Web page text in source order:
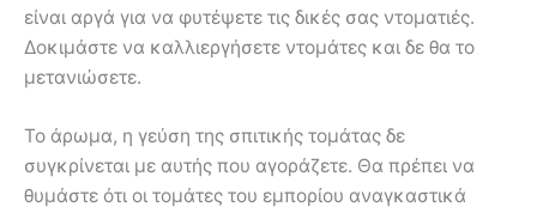
είναι αργά για να φυτέψετε τις δικές σας ντοματιές.
Δοκιμάστε να καλλιεργήσετε ντομάτες και δε θα το
μετανιώσετε.
Το άρωμα, η γεύση της σπιτικής τομάτας δε
συγκρίνεται με αυτής που αγοράζετε. Θα πρέπει να
θυμάστε ότι οι τομάτες του εμπορίου αναγκαστικά